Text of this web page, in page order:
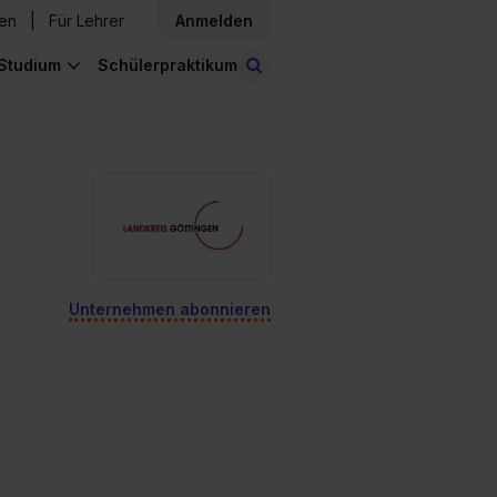
Für Lehrer Anmelden
Schülerpraktikum
Unternehmen abonnieren